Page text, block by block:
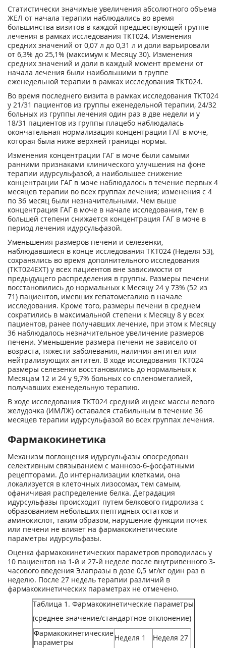
Статистически значимые увеличения абсолютного объема
ЖЕЛ от начала терапии наблюдались во время
большинства визитов в каждой предшествующей группе
лечения в рамках исследования ТКТ024. Изменения
средних значений от 0,07 л до 0,31 л и доли варьировали
от 6,3% до 25,1% (максимум к Месяцу 30). Изменения
средних значений и доли в каждый момент времени от
начала лечения были наибольшими в группе
еженедельной терапии в рамках исследования ТКТ024.
Во время последнего визита в рамках исследования ТКТ024
у 21/31 пациентов из группы еженедельной терапии, 24/32
больных из группы лечения один раз в две недели и у
18/31 пациентов из группы плацебо наблюдалась
окончательная нормализация концентрации ГАГ в моче,
которая была ниже верхней границы нормы.
Изменения концентрации ГАГ в моче были самыми
ранними признаками клинического улучшения на фоне
терапии идурсульфазой, а наибольшее снижение
концентрации ГАГ в моче наблюдалось в течение первых 4
месяцев терапии во всех группах лечения; изменения с 4
по 36 месяц были незначительными. Чем выше
концентрация ГАГ в моче в начале исследования, тем в
большей степени снижается концентрация ГАГ в моче в
период лечения идурсульфазой.
Уменьшения размеров печени и селезенки,
наблюдавшиеся в конце исследования ТКТ024 (Неделя 53),
сохранялись во время дополнительного исследования
(ТКТ024ЕХТ) у всех пациентов вне зависимости от
предыдущего распределения в группы. Размеры печени
восстановились до нормальных к Месяцу 24 у 73% (52 из
71) пациентов, имевших гепатомегалию в начале
исследования. Кроме того, размеры печени в среднем
сократились в максимальной степени к Месяцу 8 у всех
пациентов, ранее получавших лечение, при этом к Месяцу
36 наблюдалось незначительное увеличение размеров
печени. Уменьшение размера печени не зависело от
возраста, тяжести заболевания, наличия антител или
нейтрализующих антител. В ходе исследования ТКТ024
размеры селезенки восстановились до нормальных к
Месяцам 12 и 24 у 9,7% больных со спленомегалией,
получавших еженедельную терапию.
В ходе исследования ТКТ024 средний индекс массы левого
желудочка (ИМЛЖ) оставался стабильным в течение 36
месяцев терапии идурсульфазой во всех группах лечения.
Фармакокинетика
Механизм поглощения идурсульфазы опосредован
селективным связыванием с маннозо-б-фосфатными
рецепторами. До интернализации клетками, она
локализуется в клеточных лизосомах, тем самым,
офаничивая распределение белка. Деградация
идурсульфазы происходит путем белкового гидролиза с
образованием небольших пептидных остатков и
аминокислот, таким образом, нарушение функции почек
или печени не влияет на фармакокинетические
параметры идурсульфазы.
Оценка фармакокинетических параметров проводилась у
10 пациентов на 1-й и 27-й неделе после внутривенного 3-
часового введения Элапразы в дозе 0,5 мг/кг один раз в
неделю. После 27 недель терапии различий в
фармакокинетических параметрах не отмечено.
Таблица 1. Фармакокинетические параметры
(среднее значение/стандартное отклонение)
Фармакокинетические
параметры
Неделя 1 Неделя 27